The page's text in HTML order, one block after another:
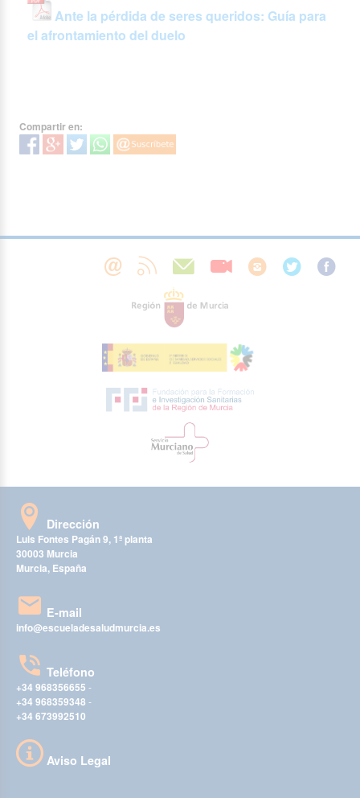
Ante la pérdida de seres queridos: Guía para
el afrontamiento del duelo
Compartir en:
Dirección
Luis Fontes Pagán 9, 1ª planta
30003 Murcia
Murcia, España
E-mail
info@escueladesaludmurcia.es
Teléfono
+34 968356655 -
+34 968359348 -
+34 673992510
Aviso Legal